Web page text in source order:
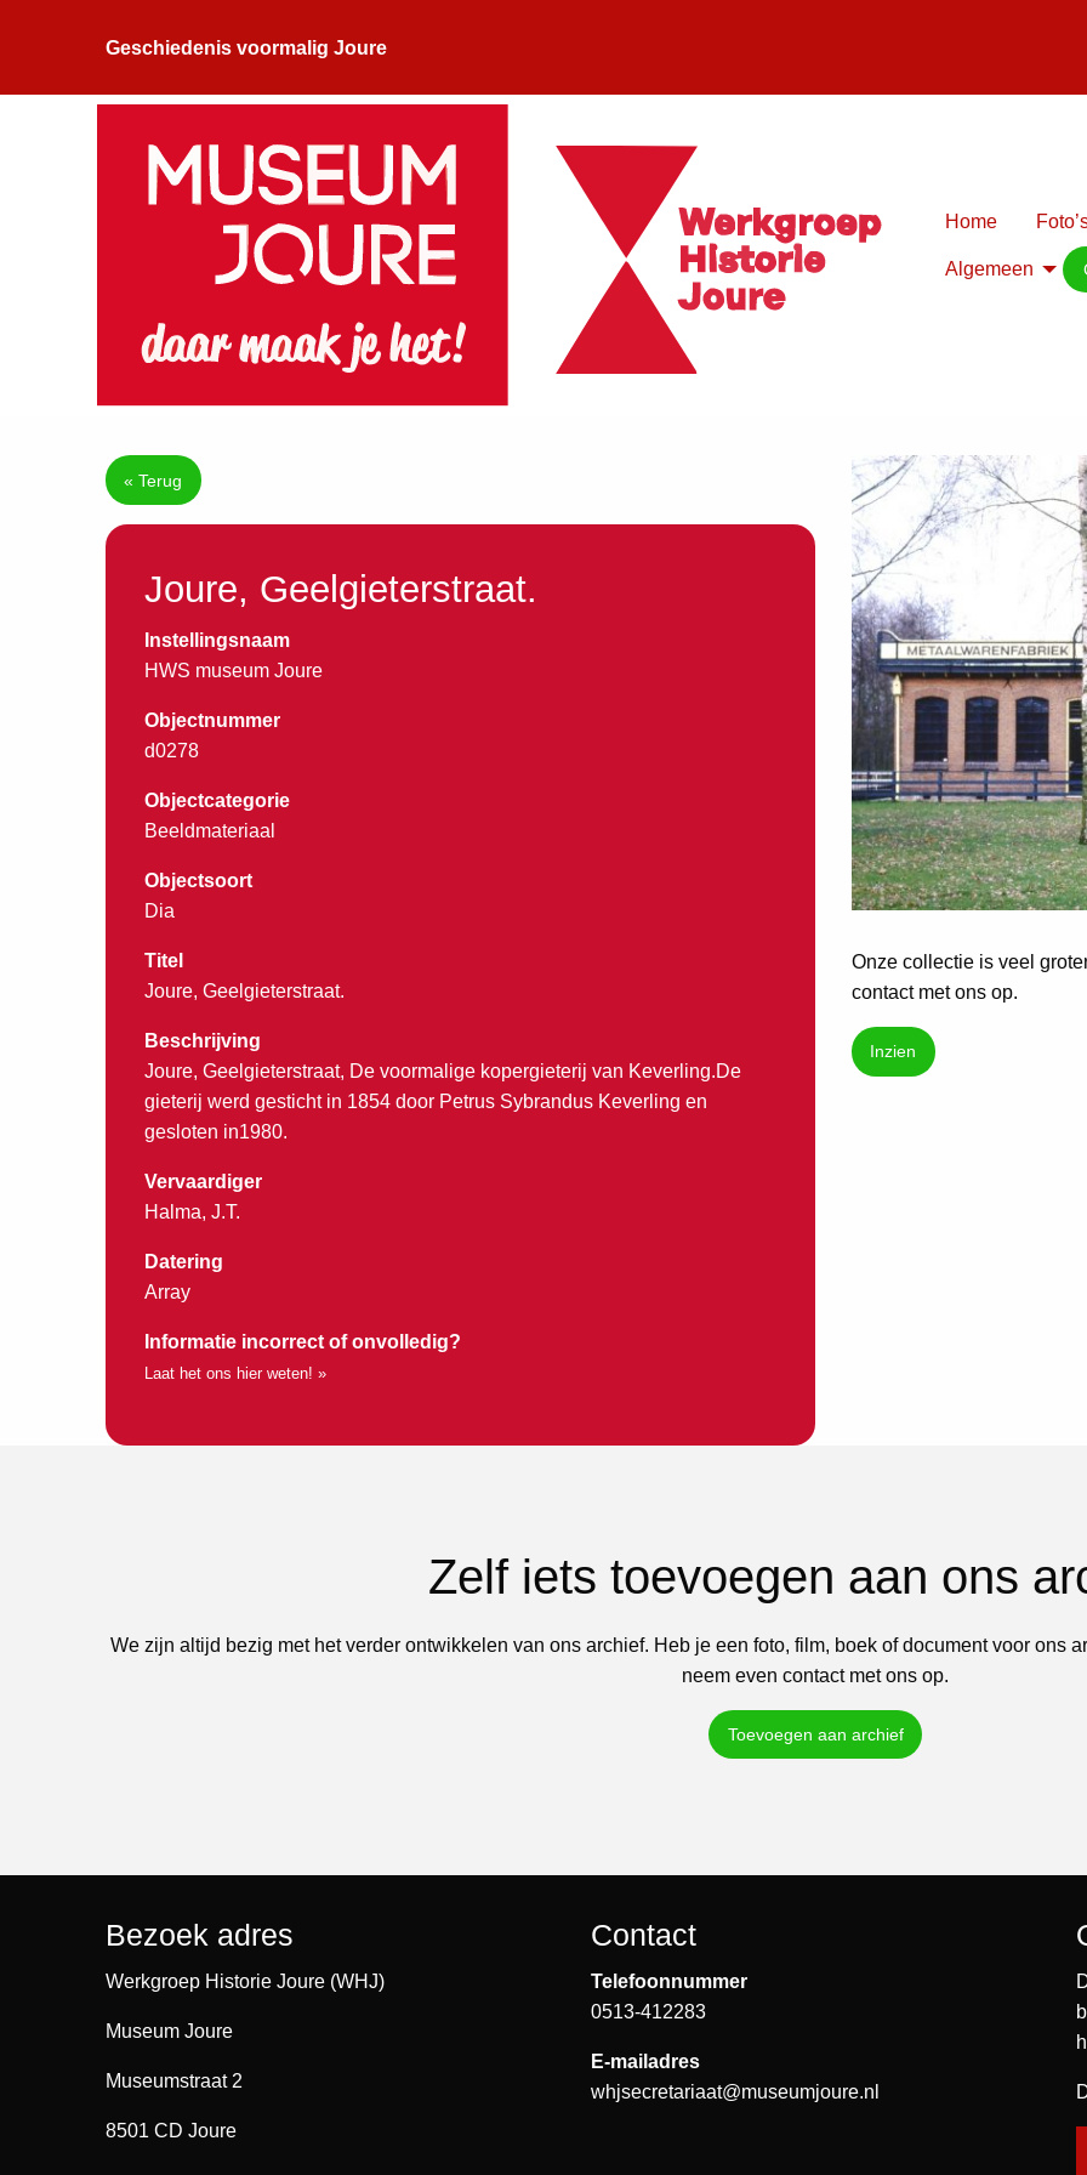
Geschiedenis voormalig Joure
Home
Algemeen
« Terug
Joure, Geelgieterstraat.
Instellingsnaam
HWS museum Joure
Objectnummer
d0278
Objectcategorie
Beeldmateriaal
Objectsoort
Dia
Titel
Joure, Geelgieterstraat.
Beschrijving
Joure, Geelgieterstraat, De voormalige kopergieterij van Keverling.De
gieterij werd gesticht in 1854 door Petrus Sybrandus Keverling en
gesloten in1980.
Vervaardiger
Halma, J.T.
Datering
Array
Informatie incorrect of onvolledig?
Laat het ons hier weten! »
Onze collectie is veel
contact met ons op.
Inzien
Zelf iets toevoegen aan ons
We zijn altijd bezig met het verder ontwikkelen van ons archief. Heb je een foto, film, boek of document voor ons
neem even contact met ons op.
Toevoegen aan archief
Bezoek adres
Werkgroep Historie Joure (WHJ)
Museum Joure
Museumstraat 2
8501 CD Joure
Contact
Telefoonnummer
0513-412283
E-mailadres
whjsecretariaat@museumjoure.nl